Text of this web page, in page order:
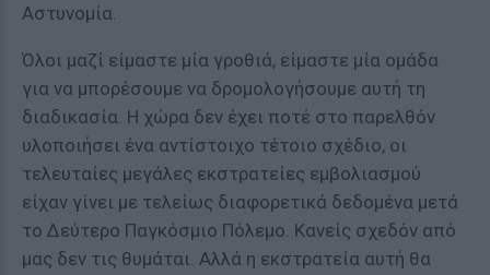
Αστυνομία.
Όλοι μαζί είμαστε μία γροθιά, είμαστε μία ομάδα
για να μπορέσουμε να δρομολογήσουμε αυτή τη
διαδικασία. Η χώρα δεν έχει ποτέ στο παρελθόν
υλοποιήσει ένα αντίστοιχο τέτοιο σχέδιο, οι
τελευταίες μεγάλες εκστρατείες εμβολιασμού
είχαν γίνει με τελείως διαφορετικά δεδομένα μετά
το Δεύτερο Παγκόσμιο Πόλεμο. Κανείς σχεδόν από
μας δεν τις θυμάται. Αλλά η εκστρατεία αυτή θα